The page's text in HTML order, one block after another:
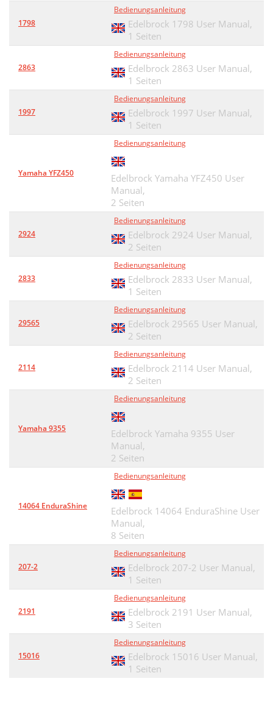
1798
Bedienungsanleitung
Edelbrock 1798 User Manual,
1 Seiten
2863
Bedienungsanleitung
Edelbrock 2863 User Manual,
1 Seiten
1997
Bedienungsanleitung
Edelbrock 1997 User Manual,
1 Seiten
Yamaha YFZ450
Bedienungsanleitung
Edelbrock Yamaha YFZ450 User
Manual,
2 Seiten
2924
Bedienungsanleitung
Edelbrock 2924 User Manual,
2 Seiten
2833
Bedienungsanleitung
Edelbrock 2833 User Manual,
1 Seiten
29565
Bedienungsanleitung
Edelbrock 29565 User Manual,
2 Seiten
2114
Bedienungsanleitung
Edelbrock 2114 User Manual,
2 Seiten
Yamaha 9355
Bedienungsanleitung
Edelbrock Yamaha 9355 User
Manual,
2 Seiten
14064 EnduraShine
Bedienungsanleitung
Edelbrock 14064 EnduraShine User
Manual,
8 Seiten
207-2
Bedienungsanleitung
Edelbrock 207-2 User Manual,
1 Seiten
2191
Bedienungsanleitung
Edelbrock 2191 User Manual,
3 Seiten
15016
Bedienungsanleitung
Edelbrock 15016 User Manual,
1 Seiten